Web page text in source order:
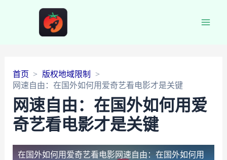
首页
版权地域限制
网速自由：在国外如何用爱奇艺看电影才是关键
网速自由：在国外如何用爱
奇艺看电影才是关键
在国外如何用爱奇艺看电影网速自由：在国外如何用